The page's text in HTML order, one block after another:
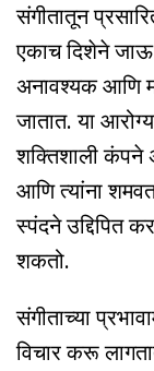
संगीतातून
एकाच दिशेने जाऊ
अनावश्यक आणि
जातात. या
शक्तिशाली कंपने
आणि त्यांना
स्पंदने उद्दिपित
शकतो.
संगीताच्या
विचार करू